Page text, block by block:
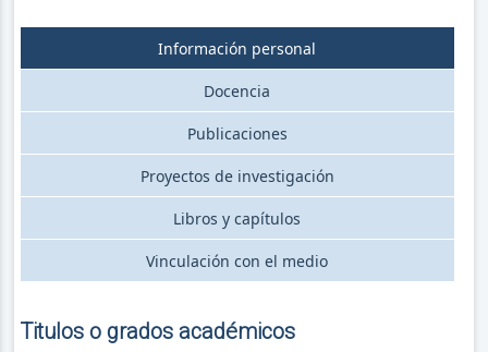
Información personal
Docencia
Publicaciones
Proyectos de investigación
Libros y capítulos
Vinculación con el medio
Titulos o grados académicos